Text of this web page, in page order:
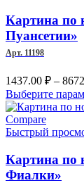
Картина по
Пуансетии»
Арт. 11198
1437.00 ₽ –
Выберите
Compare
Быстрый
Картина по
Фиалки»